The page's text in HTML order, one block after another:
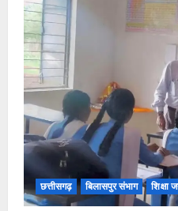
छत्तीसगढ़ बिलासपुर संभाग शिक्षा